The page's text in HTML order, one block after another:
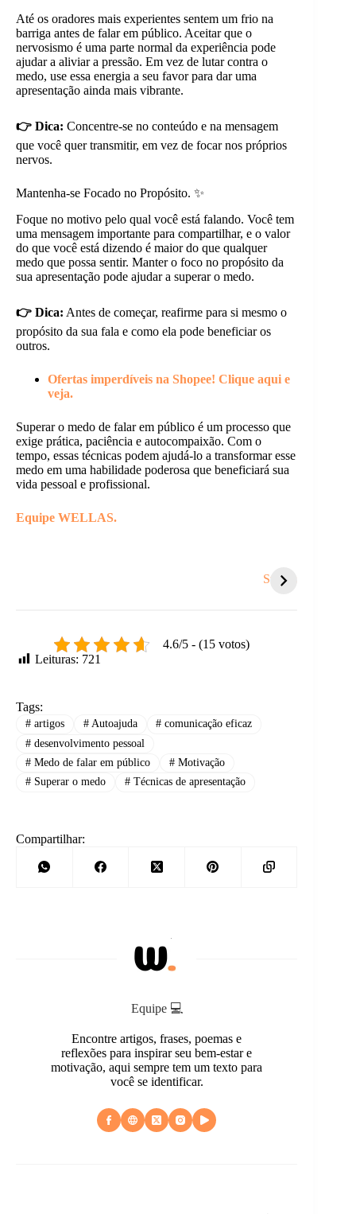
Até os oradores mais experientes sentem um frio na
barriga antes de falar em público. Aceitar que o
nervosismo é uma parte normal da experiência pode
ajudar a aliviar a pressão. Em vez de lutar contra o
medo, use essa energia a seu favor para dar uma
apresentação ainda mais vibrante.
👉 Dica: Concentre-se no conteúdo e na mensagem
que você quer transmitir, em vez de focar nos próprios
nervos.
Mantenha-se Focado no Propósito. ✨
Foque no motivo pelo qual você está falando. Você tem
uma mensagem importante para compartilhar, e o valor
do que você está dizendo é maior do que qualquer
medo que possa sentir. Manter o foco no propósito da
sua apresentação pode ajudar a superar o medo.
👉 Dica: Antes de começar, reafirme para si mesmo o
propósito da sua fala e como ela pode beneficiar os
outros.
Ofertas imperdíveis na Shopee! Clique aqui e
veja.
Superar o medo de falar em público é um processo que
exige prática, paciência e autocompaixão. Com o
tempo, essas técnicas podem ajudá-lo a transformar esse
medo em uma habilidade poderosa que beneficiará sua
vida pessoal e profissional.
Equipe WELLAS.
Stories
4.6/5 - (15 votos)
Leituras: 721
Tags:
#artigos #Autoajuda # comunicação eficaz
#desenvolvimento pessoal
#Medo de falar em público #Motivação
#Superar o medo #Técnicas de apresentação
Compartilhar:
Equipe 💻
Encontre artigos, frases, poemas e
reflexões para inspirar seu bem-estar e
motivação, aqui sempre tem um texto para
você se identificar.